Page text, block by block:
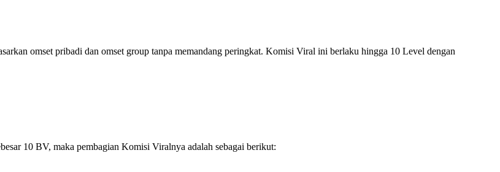
omset pribadi dan omset group tanpa memandang peringkat. Komisi Viral ini berlaku hingga 10 Level dengan
10 BV, maka pembagian Komisi Viralnya adalah sebagai berikut: